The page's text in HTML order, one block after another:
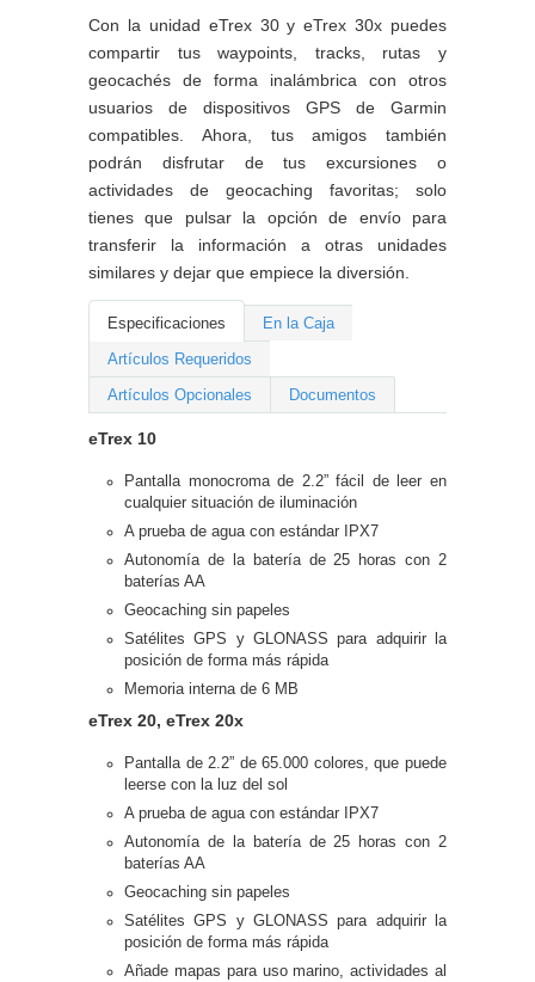
Con la unidad eTrex 30 y eTrex 30x puedes
compartir tus waypoints, tracks, rutas y
geocachés de forma inalámbrica con otros
usuarios de dispositivos GPS de Garmin
compatibles. Ahora, tus amigos también
podrán disfrutar de tus excursiones o
actividades de geocaching favoritas; solo
tienes que pulsar la opción de envío para
transferir la información a otras unidades
similares y dejar que empiece la diversión.
Especificaciones
En la Caja
Artículos Requeridos
Artículos Opcionales
Documentos
eTrex 10
Pantalla monocroma de 2.2” fácil de leer en
cualquier situación de iluminación
A prueba de agua con estándar IPX7
Autonomía de la batería de 25 horas con 2
baterías AA
Geocaching sin papeles
Satélites GPS y GLONASS para adquirir la
posición de forma más rápida
Memoria interna de 6 MB
eTrex 20, eTrex 20x
Pantalla de 2.2” de 65.000 colores, que puede
leerse con la luz del sol
A prueba de agua con estándar IPX7
Autonomía de la batería de 25 horas con 2
baterías AA
Geocaching sin papeles
Satélites GPS y GLONASS para adquirir la
posición de forma más rápida
Añade mapas para uso marino, actividades al